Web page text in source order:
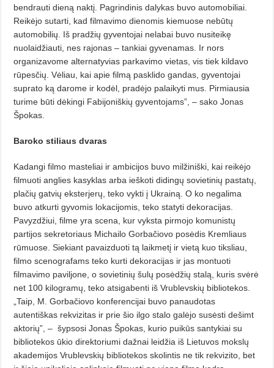
bendrauti dieną naktį. Pagrindinis dalykas buvo automobiliai.
Reikėjo sutarti, kad filmavimo dienomis kie­muose nebūtų
automobilių. Iš pra­džių gyventojai nelabai buvo nusi­tei­kę
nuolaidžiauti, nes rajonas – tankiai gyvenamas. Ir nors
organizavome alternatyvias parkavimo vietas, vis tiek kildavo
rūpesčių. Vėliau, kai apie filmą pasklido gandas, gyventojai
suprato ką darome ir kodėl, pra­dėjo palaikyti mus. Pirmiausia
turi­me būti dėkingi Fabijoniškių gyventojams”, – sako Jonas
Špokas.
Baroko stiliaus dvaras
Kadangi filmo masteliai ir ambicijos buvo milžiniški, kai reikėjo
filmuoti anglies kasyklas arba ieškoti didingų sovietinių pastatų,
plačių gatvių eksterjerų, teko vykti į Uk­rai­ną. O ko negalima
buvo atkurti gy­vomis lokacijomis, teko statyti dekoracijas.
Pavyzdžiui, filme yra scena, kur vyksta pirmojo komunistų
partijos sekretoriaus Michailo Gorbačiovo posėdis Kremliaus
rūmuose. Siekiant pavaizduoti tą laikmetį ir vietą kuo tiksliau,
filmo scenografams teko kurti dekoracijas ir jas montuoti
filmavimo paviljone, o sovietinių šulų posėdžių stalą, kuris svėrė
net 100 ki­logramų, teko atsigabenti iš Vrub­levskių bibliotekos.
„Taip, M. Gorba­čiovo konferencijai buvo panaudotas
autentiškas rekvizitas ir prie šio ilgo stalo galėjo susėsti dešimt
aktorių”, – šypsosi Jonas Špokas, kurio puikūs santykiai su
bibliotekos ūkio direktoriumi dažnai leidžia iš Lietuvos mokslų
akademijos Vrublevskių biblio­tekos skolintis ne tik rekvizito, bet